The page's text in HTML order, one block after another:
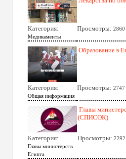
Категория:
Медикаменты
Просмотры: 2860
Образование в
Категория:
Общая информация
Просмотры: 2747
Главы
(СПИСОК)
Категория:
Главы министерств
Египта
Просмотры: 2292